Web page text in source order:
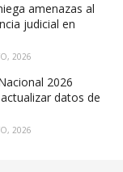
amenazas al
judicial en
2026
2026
datos de
2026